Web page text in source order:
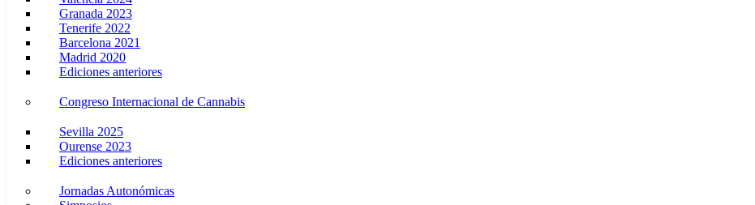
Granada 2023
Tenerife 2022
Barcelona 2021
Madrid 2020
Ediciones anteriores
Congreso Internacional de Cannabis
Sevilla 2025
Ourense 2023
Ediciones anteriores
Jornadas Autonómicas